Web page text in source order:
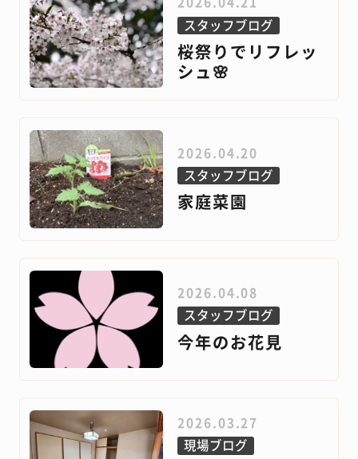
スタッフブログ
桜祭りでリフレッ
シュ🌸
2026.04.20
スタッフブログ
家庭菜園
2026.04.08
スタッフブログ
今年のお花見
2026.03.27
現場ブログ